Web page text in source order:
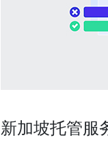
新加坡托管服